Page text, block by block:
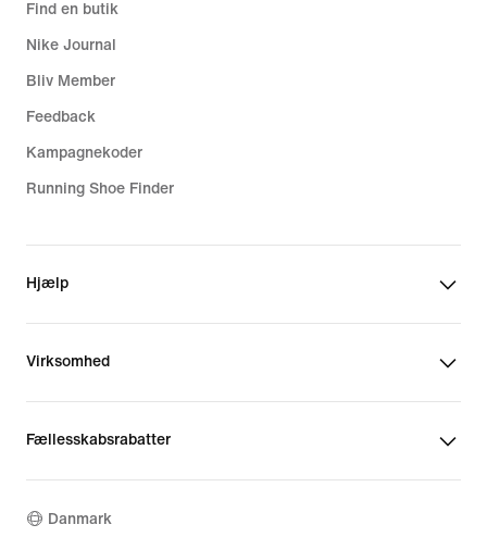
Find en butik
Nike Journal
Bliv Member
Feedback
Kampagnekoder
Running Shoe Finder
Hjælp
Virksomhed
Fællesskabsrabatter
Danmark